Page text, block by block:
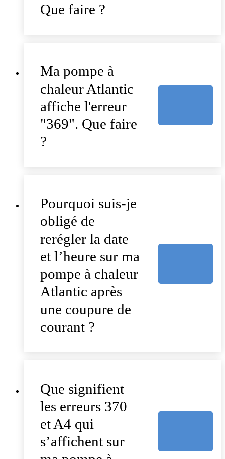
Que faire ?
Ma pompe à
chaleur Atlantic
affiche l'erreur
"369". Que faire
?
Pourquoi suis-je
obligé de
rerégler la date
et l’heure sur ma
pompe à chaleur
Atlantic après
une coupure de
courant ?
Que signifient
les erreurs 370
et A4 qui
s’affichent sur